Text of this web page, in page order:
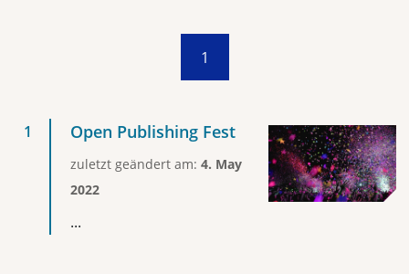
1
Open Publishing Fest
zuletzt geändert am: 4. May
2022
...